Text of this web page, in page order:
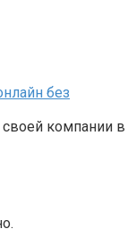
без
своей компании в